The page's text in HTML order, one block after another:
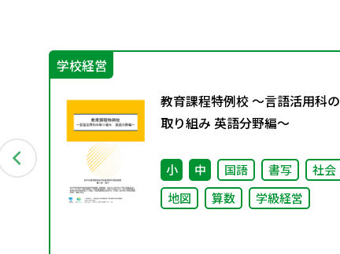
学校経営
教育課程特例校 ～言語活用科の
取り組み 英語分野編～
小 中 国語 書写
社会
地図
算数 学級経営